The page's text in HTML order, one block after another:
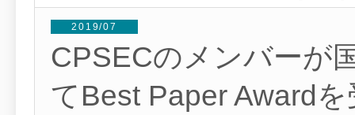
2019/07
CPSECのメンバーが
てBest Paper Award